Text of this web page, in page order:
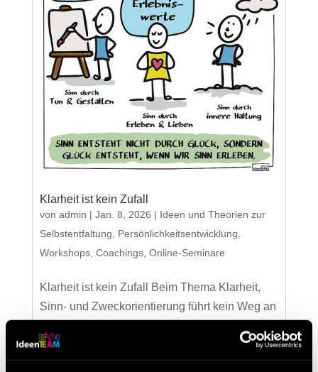
Klarheit ist kein Zufall
von admin | Jan. 8, 2026 | Ideen und Theorien zur
Selbstentfaltung
Persönlichkeitsentwicklung
Workshops, Coachings, Online-Seminare
Klarheit ist kein Zufall Beim Thema Klarheit,
Sinn- und Zweckorientierung führt kein Weg an
auch den Start unseres Coachingprogramms
Results in Control – denn bevor wir an